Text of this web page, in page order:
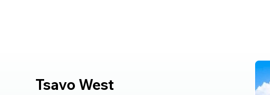
Tsavo West